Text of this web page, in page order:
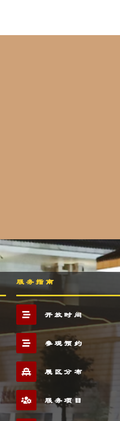
服务指南
开放时间
参观预约
展区分布
服务项目